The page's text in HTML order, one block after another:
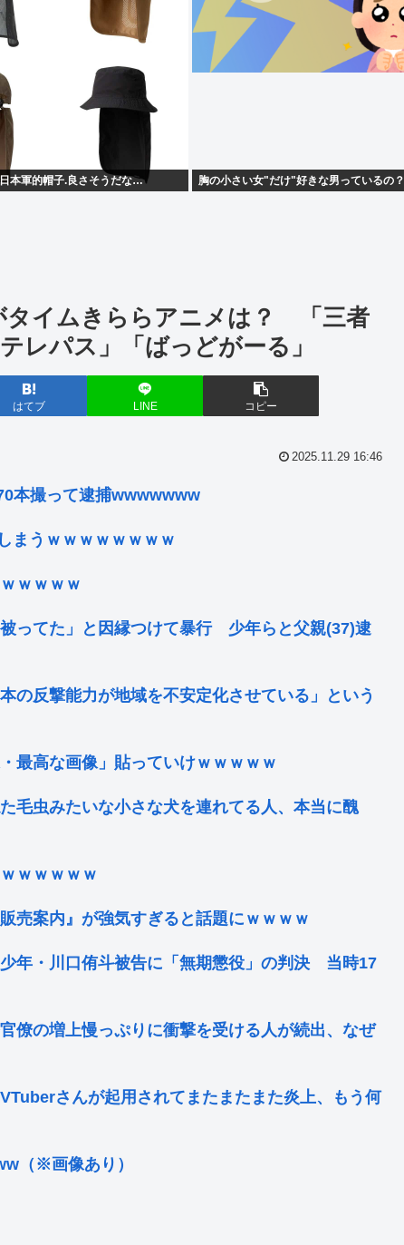
本軍的帽子.良さそうだな… 胸の小さい女"だけ"好きな男っているの？
タイムきららアニメは？ 「三者
レパス」「ばっどがーる」
はてブ LINE コピー
2025.11.29 16:46
本撮って逮捕wwwwwww
まうｗｗｗｗｗｗｗｗ
ｗｗｗｗ
ってた」と因縁つけて暴行 少年らと父親(37)逮
の反撃能力が地域を不安定化させている」という
最高な画像」貼っていけｗｗｗｗｗ
毛虫みたいな小さな犬を連れてる人、本当に醜
ｗｗｗｗｗ
売案内』が強気すぎると話題にｗｗｗｗ
年・川口侑斗被告に「無期懲役」の判決 当時17
僚の増上慢っぷりに衝撃を受ける人が続出、なぜ
さんが起用されてまたまたまた炎上、もう何
（※画像あり）